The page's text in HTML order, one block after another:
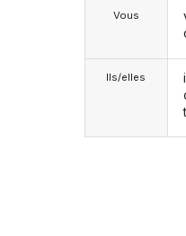
Vous
Ils/elles
t